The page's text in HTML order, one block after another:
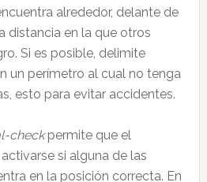
alrededor, delante de
distancia en la que otros
Si es posible, delimite
un perímetro al cual no tenga
esto para evitar accidentes.
checkpermite que el
si alguna de las
en la posición correcta. En